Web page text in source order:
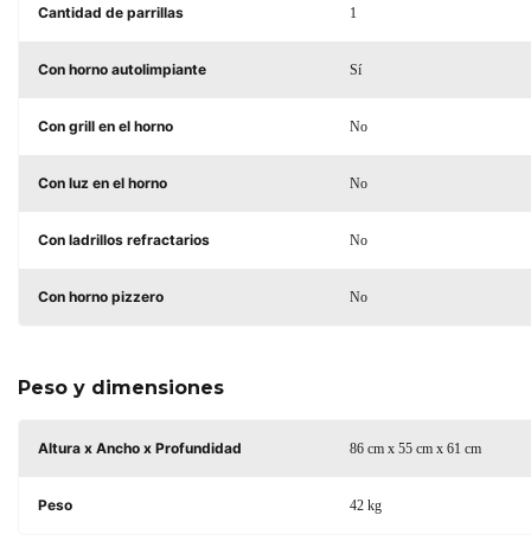
Cantidad de parrillas 1
Con horno autolimpiante Sí
Con grill en el horno No
Con luz en el horno No
Con ladrillos refractarios No
Con horno pizzero No
Peso y dimensiones
Altura x Ancho x Profundidad 86 cm x 55 cm x 61 cm
Peso 42 kg